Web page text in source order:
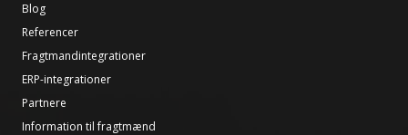
Blog
Referencer
Fragtmandintegrationer
ERP-integrationer
Partnere
Information til fragtmænd